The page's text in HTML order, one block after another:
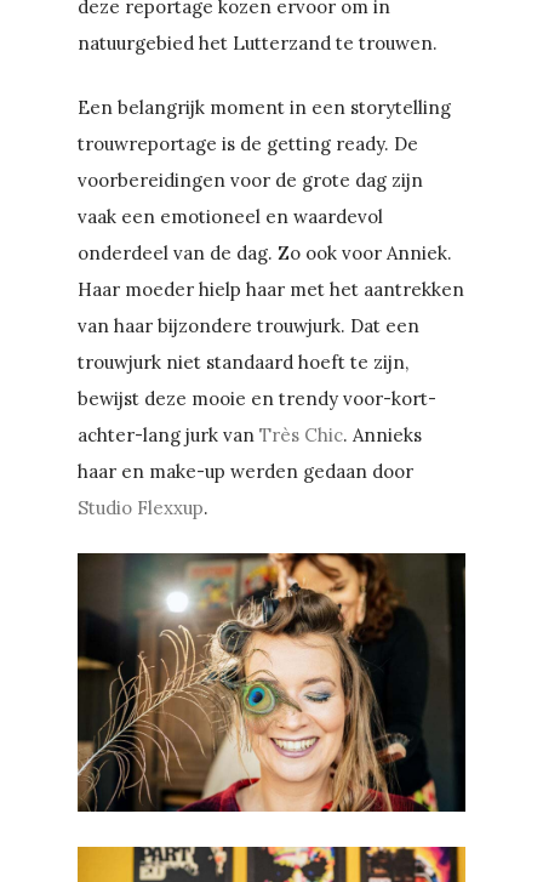
deze reportage kozen ervoor om in
natuurgebied het Lutterzand te trouwen.
Een belangrijk moment in een storytelling
trouwreportage is de getting ready. De
voorbereidingen voor de grote dag zijn
vaak een emotioneel en waardevol
onderdeel van de dag. Zo ook voor Anniek.
Haar moeder hielp haar met het aantrekken
van haar bijzondere trouwjurk. Dat een
trouwjurk niet standaard hoeft te zijn,
bewijst deze mooie en trendy voor-kort-
achter-lang jurk vanTrès Chic. Annieks
haar en make-up werden gedaan door
Studio Flexxup.